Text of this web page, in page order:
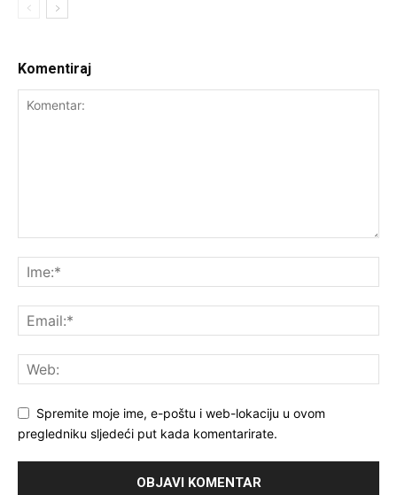
Komentiraj
Spremite moje ime, e-poštu i web-lokaciju u ovom
pregledniku sljedeći put kada komentarirate.